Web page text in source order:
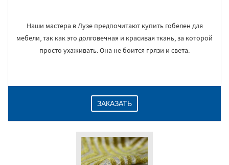
Наши мастера в Лузе предпочитают купить гобелен для
мебели, так как это долговечная и красивая ткань, за которой
просто ухаживать. Она не боится грязи и света.
ЗАКАЗАТЬ